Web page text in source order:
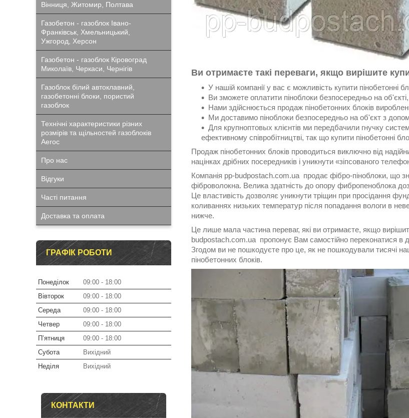
Ви отримаєте такі переваги, якщо вирішите
У нашій компанії у вас є можливість купити пінобетонні
Ви зможете оплатити піноблоки безпосередньо на
Нами здійснюється продаж пінобетонних блоків
Ми доставимо піноблоки безпосередньо на об'єкт з
Для крупноптовых клієнтів ми передбачили гнучку
ефективному співробітництві, так що купити пінобетонні
Продаж пінобетонних блоків проводиться виключно від
націнках дрібних посередників і уникнути «зіпсованого
Компанія pp-budpostach.com.ua продає фібро-піноблоки, що
фіброволокна. Велика здатність до опору фибропеноблока
Це властивість дозволяє уникнути тріщин при просідання
коливаннях низьких температур після попадання вологи в
нижче.
Це лише мала частина переваг, які ви отримаєте, якщо
budpostach.com.ua пропонує Вам самостійно переконатися в
Згодом ви не пошкодуєте про це, як не пошкодували тисячі
пінобетонних блоків.
Вінниця, Житомир, Полтава
Газобетон - газоблок Івано-
Франківськ, Хмельницький,
Ужгород, Херсон
Газобетон - газоблок Кіровоград
Миколаїв, Черкаси, Чернігів
Газоблок білий автоклавний,
газобетонні блоки, пористий
газоблок
Технічні характеристики різних
розмірів та щільностей газоблоків
Aeroc
Про нас
Відгуки
Часті питання
Доставка та оплата
ГРАФІК РОБОТИ
Понеділок 09:00
18:00
Вівторок
09:00
18:00
Середа
09:00
18:00
Четвер
09:00
18:00
Пʼятниця
09:00
18:00
Субота
Вихідний
Неділя
Вихідний
КОНТАКТИ